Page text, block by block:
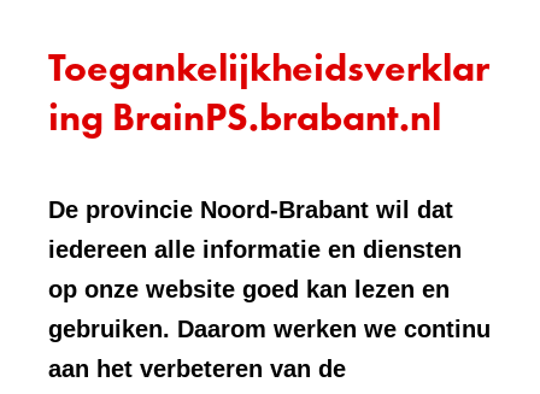
Toegankelijkheidsverklar
ing BrainPS.brabant.nl
De provincie Noord-Brabant wil dat
iedereen alle informatie en diensten
op onze website goed kan lezen en
gebruiken. Daarom werken we continu
aan het verbeteren van de